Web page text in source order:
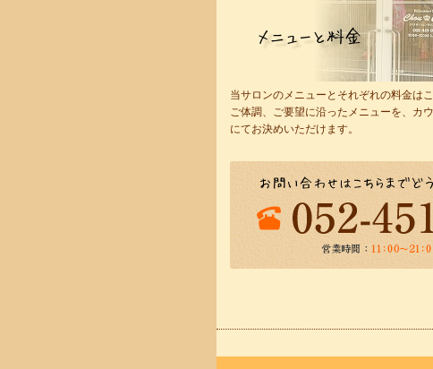
当サロンのメニューとそれぞれの料金はこ
ご体調、ご要望に沿ったメニューを、カ
にてお決めいただけます。